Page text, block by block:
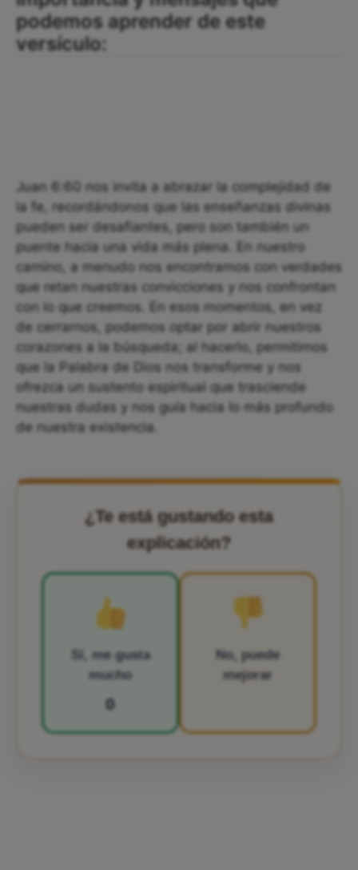
podemos aprender de este
versículo:
Juan 6:60 nos invita a abrazar la complejidad de
la fe, recordándonos que las enseñanzas divinas
pueden ser desafiantes, pero son también un
puente hacia una vida más plena. En nuestro
camino, a menudo nos encontramos con verdades
que retan nuestras convicciones y nos confrontan
con lo que creemos. En esos momentos, en vez
de cerrarnos, podemos optar por abrir nuestros
corazones a la búsqueda; al hacerlo, permitimos
que la Palabra de Dios nos transforme y nos
ofrezca un sustento espiritual que trasciende
nuestras dudas y nos guía hacia lo más profundo
de nuestra existencia.
¿Te está gustando esta
explicación?
Sí, me gusta
mucho
0
No, puede
mejorar